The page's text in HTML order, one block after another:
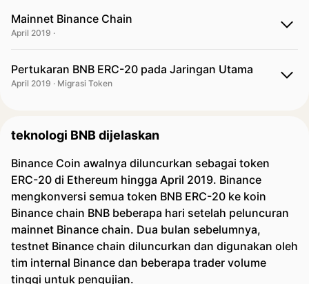
Mainnet Binance Chain
April 2019 ·
Pertukaran BNB ERC-20 pada Jaringan Utama
April 2019 · Migrasi Token
teknologi BNB dijelaskan
Binance Coin awalnya diluncurkan sebagai token
ERC-20 di Ethereum hingga April 2019. Binance
mengkonversi semua token BNB ERC-20 ke koin
Binance chain BNB beberapa hari setelah peluncuran
mainnet Binance chain. Dua bulan sebelumnya,
testnet Binance chain diluncurkan dan digunakan oleh
tim internal Binance dan beberapa trader volume
tinggi untuk pengujian.